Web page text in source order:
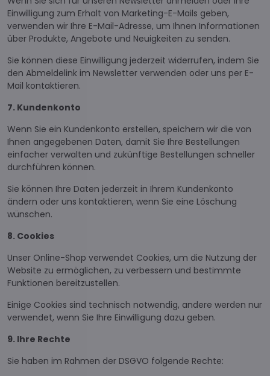
Einwilligung zum Erhalt von Marketing-E-Mails geben,
verwenden wir Ihre E-Mail-Adresse, um Ihnen Informationen
über Produkte, Angebote und Neuigkeiten zu senden.
Sie können diese Einwilligung jederzeit widerrufen, indem Sie
den Abmeldelink im Newsletter verwenden oder uns per E-
Mail kontaktieren.
7. Kundenkonto
Wenn Sie ein Kundenkonto erstellen, speichern wir die von
Ihnen angegebenen Daten, damit Sie Ihre Bestellungen
einfacher verwalten und zukünftige Bestellungen schneller
durchführen können.
Sie können Ihre Daten jederzeit in Ihrem Kundenkonto
ändern oder uns kontaktieren, wenn Sie eine Löschung
wünschen.
8. Cookies
Unser Online-Shop verwendet Cookies, um die Nutzung der
Website zu ermöglichen, zu verbessern und bestimmte
Funktionen bereitzustellen.
Einige Cookies sind technisch notwendig, andere werden nur
verwendet, wenn Sie Ihre Einwilligung dazu geben.
9. Ihre Rechte
Sie haben im Rahmen der DSGVO folgende Rechte: